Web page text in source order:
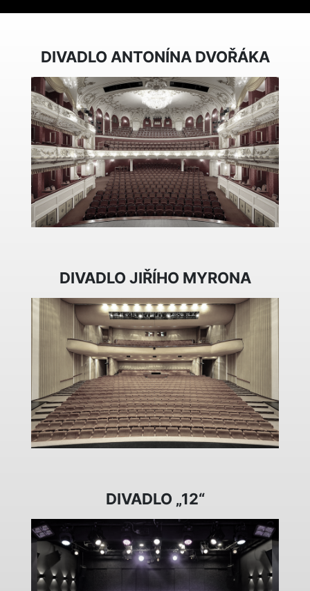
DIVADLO ANTONÍNA DVOŘÁKA
DIVADLO JIŘÍHO MYRONA
DIVADLO „12“